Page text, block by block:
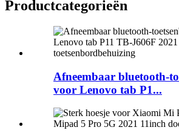
Productcategorieën
Afneembaar bluetooth-
voor Lenovo tab P1...